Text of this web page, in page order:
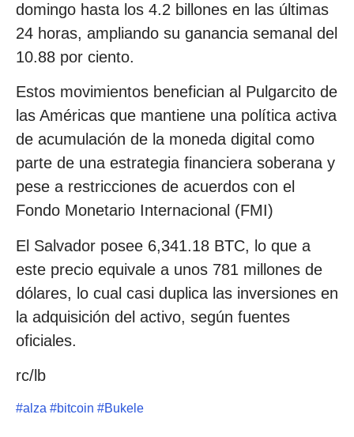
domingo hasta los 4.2 billones en las últimas
24 horas, ampliando su ganancia semanal del
10.88 por ciento.
Estos movimientos benefician al Pulgarcito de
las Américas que mantiene una política activa
de acumulación de la moneda digital como
parte de una estrategia financiera soberana y
pese a restricciones de acuerdos con el
Fondo Monetario Internacional (FMI)
El Salvador posee 6,341.18 BTC, lo que a
este precio equivale a unos 781 millones de
dólares, lo cual casi duplica las inversiones en
la adquisición del activo, según fuentes
oficiales.
rc/lb
#alza #bitcoin #Bukele